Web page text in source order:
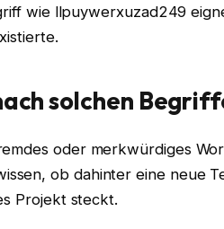
wie llpuywerxuzad249
solchen
oder merkwürdiges
ob dahinter eine neue
Projekt steckt.